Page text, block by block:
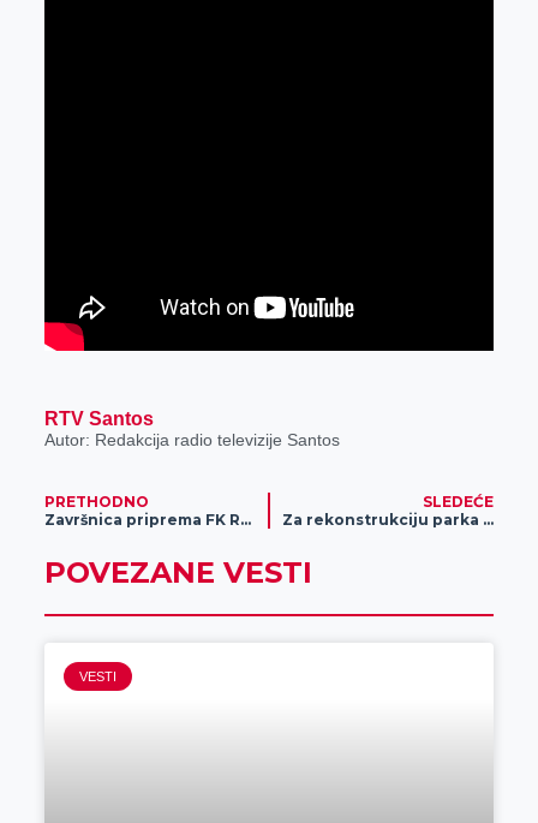
RTV Santos
Autor: Redakcija radio televizije Santos
PRETHODNO
Završnica priprema FK Radnički za Srpsku ligu
SLEDEĆE
Za rekonstrukciju parka “Putnikovo” Ministarstvo zaštite životne sredine opredelilo 2,3 miliona dinara
POVEZANE VESTI
VESTI